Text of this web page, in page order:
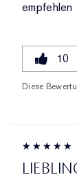
empfehlen
10
Diese